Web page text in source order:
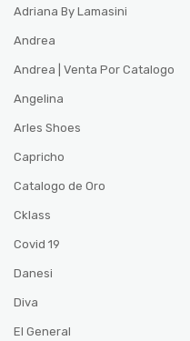
Adriana By Lamasini
Andrea
Andrea | Venta Por Catalogo
Angelina
Arles Shoes
Capricho
Catalogo de Oro
Cklass
Covid 19
Danesi
Diva
El General